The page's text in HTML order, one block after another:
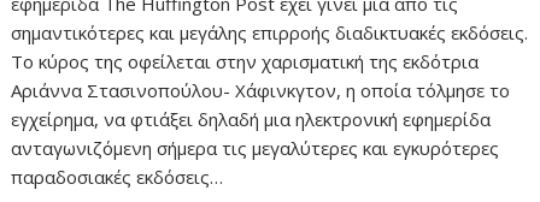
σημαντικότερες και μεγάλης επιρροής διαδικτυακές εκδόσεις.
Το κύρος της οφείλεται στην χαρισματική της εκδότρια
Αριάννα Στασινοπούλου- Χάφινκγτον, η οποία τόλμησε το
εγχείρημα, να φτιάξει δηλαδή μια ηλεκτρονική εφημερίδα
ανταγωνιζόμενη σήμερα τις μεγαλύτερες και εγκυρότερες
παραδοσιακές εκδόσεις…